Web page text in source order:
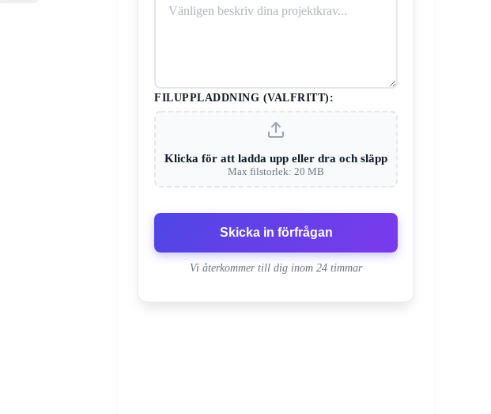
FILUPPLADDNING (VALFRITT):
Klicka för att ladda upp eller dra och släpp
Max filstorlek: 20 MB
Skicka in förfrågan
Vi återkommer till dig inom 24 timmar